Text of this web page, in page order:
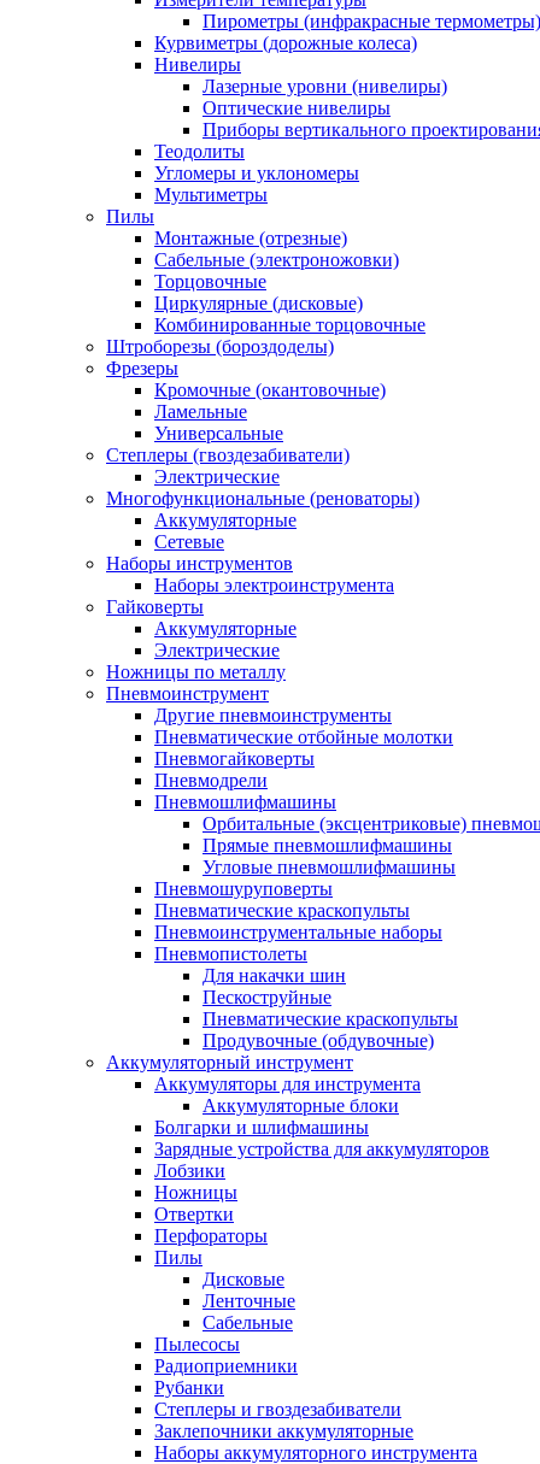
Пирометры (инфракрасные термометры)
Курвиметры (дорожные колеса)
Нивелиры
Лазерные уровни (нивелиры)
Оптические нивелиры
Приборы вертикального
Теодолиты
Угломеры и уклономеры
Мультиметры
Пилы
Монтажные (отрезные)
Сабельные (электроножовки)
Торцовочные
Циркулярные (дисковые)
Комбинированные торцовочные
Штроборезы (бороздоделы)
Фрезеры
Кромочные (окантовочные)
Ламельные
Универсальные
Степлеры (гвоздезабиватели)
Электрические
Многофункциональные (реноваторы)
Аккумуляторные
Сетевые
Наборы инструментов
Наборы электроинструмента
Гайковерты
Аккумуляторные
Электрические
Ножницы по металлу
Пневмоинструмент
Другие пневмоинструменты
Пневматические отбойные молотки
Пневмогайковерты
Пневмодрели
Пневмошлифмашины
Орбитальные (эксцентриковые)
Прямые пневмошлифмашины
Угловые пневмошлифмашины
Пневмошуруповерты
Пневматические краскопульты
Пневмоинструментальные наборы
Пневмопистолеты
Для накачки шин
Пескоструйные
Пневматические краскопульты
Продувочные (обдувочные)
Аккумуляторный инструмент
Аккумуляторы для инструмента
Аккумуляторные блоки
Болгарки и шлифмашины
Зарядные устройства для аккумуляторов
Лобзики
Ножницы
Отвертки
Перфораторы
Пилы
Дисковые
Ленточные
Сабельные
Пылесосы
Радиоприемники
Рубанки
Степлеры и гвоздезабиватели
Заклепочники аккумуляторные
Наборы аккумуляторного инструмента